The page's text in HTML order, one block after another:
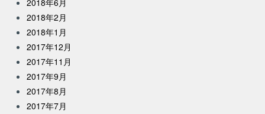
2018年6月
2018年2月
2018年1月
2017年12月
2017年11月
2017年9月
2017年8月
2017年7月